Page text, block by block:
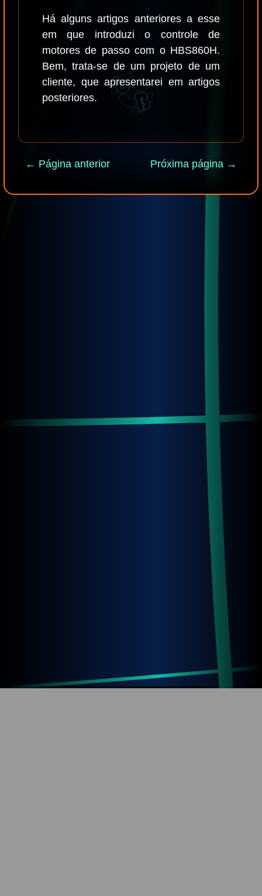
Há alguns artigos anteriores a esse
em que introduzi o controle de
motores de passo com o HBS860H.
Bem, trata-se de um projeto de um
cliente, que apresentarei em artigos
posteriores.
← Página anterior Próxima página →